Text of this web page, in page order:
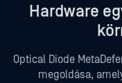
Hardware
Optical Diode
megoldása,